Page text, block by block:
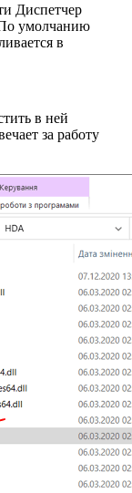
Диспетчер
умолчанию
в
в ней
за работу